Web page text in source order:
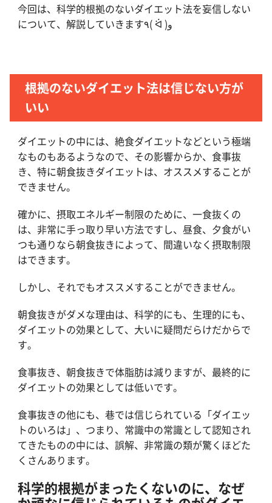
今回は、科学的根拠のないダイエット法を妄信しない
について、解説していきます٩( ᐛ )و
根拠のないダイエット法は信じない方が
いい
ダイエットの中には、絶食ダイエットなどという極端
なものもあるようなので、その影響からか、食事抜
き、特に朝食抜きダイエットは、オススメすることが
できません。
確かに、摂取エネルギー制限のために、一食抜くの
は、非常に手っ取り早い方法ですし、昼食、夕食がい
つも通りなら朝食抜きによって、間違いなく摂取制限
はできます。
しかし、それでもオススメすることができません。
朝食抜きがダメな理由は、科学的にも、生理的にも、
ダイエットの効果として、大いに疑問だらけだからで
す。
食事抜き、朝食抜きで体脂肪は減りますが、最終的に
ダイエットの効果としては低いです。
食事抜きの他にも、巷では信じられている「ダイエッ
トのいろは」、つまり、常識中の常識として認知され
てきたものの中には、誤解、非常識の類が驚くほどた
くさんあります。
科学的根拠がまったくないのに、なぜ